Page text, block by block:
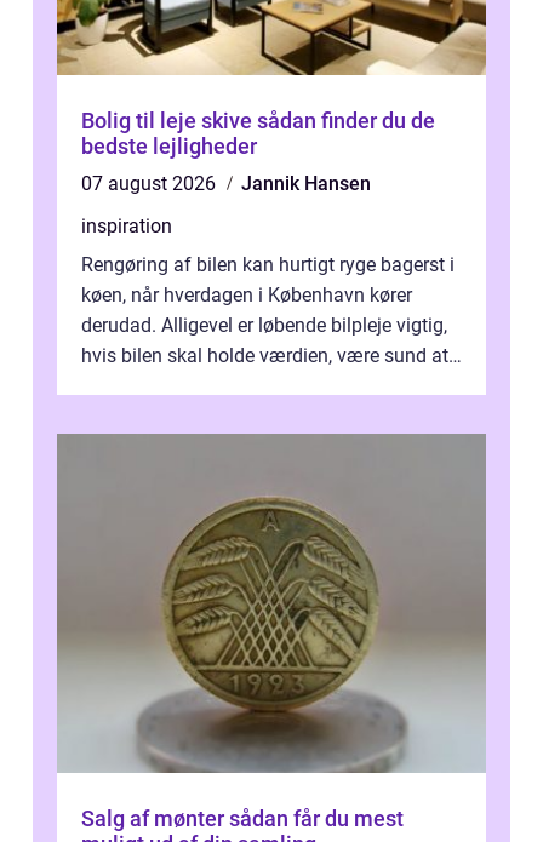
Bolig til leje skive sådan finder du de
bedste lejligheder
07 august 2026
Jannik Hansen
inspiration
Rengøring af bilen kan hurtigt ryge bagerst i
køen, når hverdagen i København kører
derudad. Alligevel er løbende bilpleje vigtig,
hvis bilen skal holde værdien, være sund at
Salg af mønter sådan får du mest